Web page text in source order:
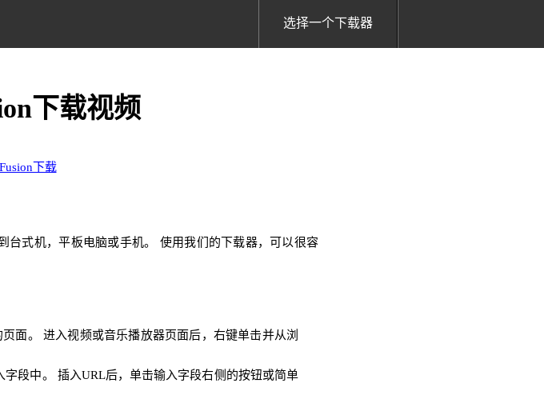
选择一个下载器
下载视频
下载
台式机，平板电脑或手机。 使用我们的下载器，可以很容
面。 进入视频或音乐播放器页面后，右键单击并从浏
字段中。 插入URL后，单击输入字段右侧的按钮或简单